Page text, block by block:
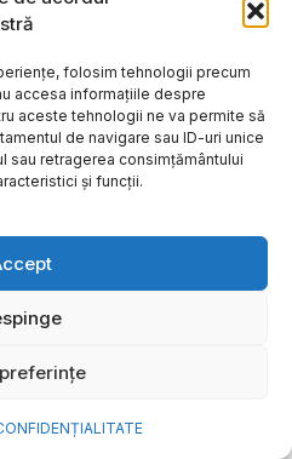
folosim tehnologii precum
accesa informațiile despre
aceste tehnologii ne va permite să
de navigare sau ID-uri unice
sau retragerea consimțământului
și funcții.
miliard de
de